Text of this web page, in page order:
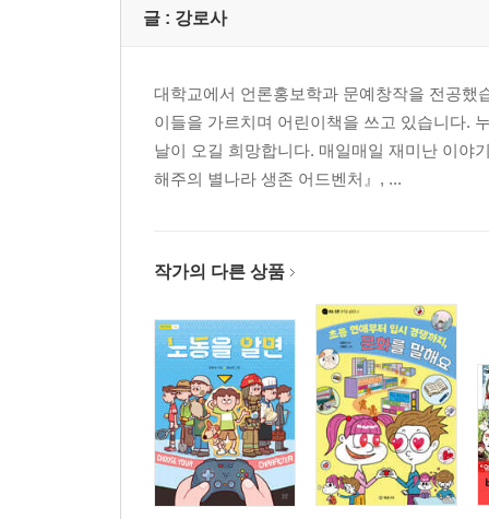
글 : 강로사
대학교에서 언론홍보학과 문예창작을 전공했
이들을 가르치며 어린이책을 쓰고 있습니다.
날이 오길 희망합니다. 매일매일 재미난 이야
해주의 별나라 생존 어드벤처』, ...
작가의 다른 상품